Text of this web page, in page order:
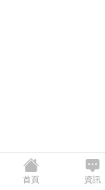
首頁 資訊